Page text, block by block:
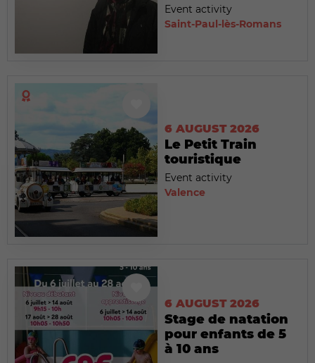
Event activity
Saint-Paul-lès-Romans
6 AUGUST 2026
Le Petit Train
touristique
Event activity
Valence
6 AUGUST 2026
Stage de natation
pour enfants de 5
à 10 ans